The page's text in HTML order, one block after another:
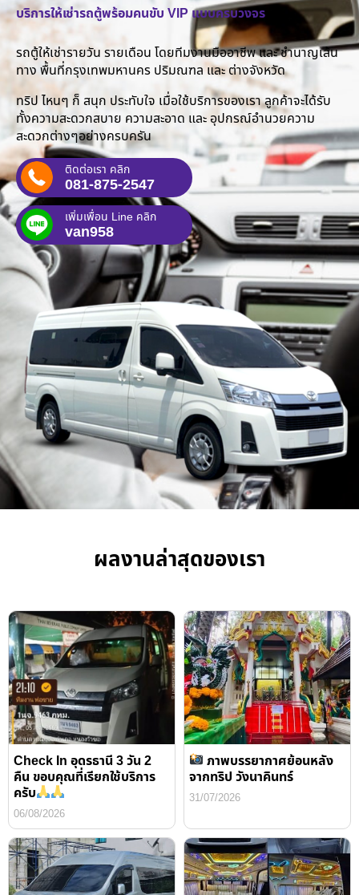
บริการให้เช่ารถตู้พร้อมคนขับ VIP แบบครบวงจร
รถตู้ให้เช่ารายวัน รายเดือน โดยทีมงานมืออาชีพ และ ชำนาญเส้น
ทาง พื้นที่กรุงเทพมหานคร ปริมณฑล และ ต่างจังหวัด
ทริป ไหนๆ ก็ สนุก ประทับใจ เมื่อใช้บริการของเรา ลูกค้าจะได้รับ
ทั้งความสะดวกสบาย ความสะอาด และ อุปกรณ์อำนวยความ
สะดวกต่างๆอย่างครบครัน
ติดต่อเรา คลิก
081-875-2547
เพิ่มเพื่อน Line คลิก
van958
ผลงานล่าสุดของเรา
Check In อุดรธานี 3 วัน 2
คืน ขอบคุณที่เรียกใช้บริการ
ครับ
06/08/2026
ภาพบรรยากาศย้อนหลัง
จากทริป วังนาคินทร์
31/07/2026